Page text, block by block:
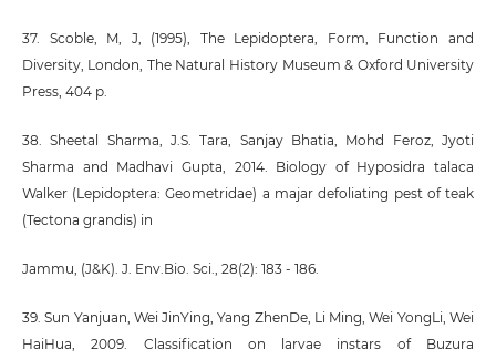
37. Scoble, M, J, (1995), The Lepidoptera, Form, Function and
Diversity, London, The Natural History Museum & Oxford University
Press, 404 p.
38. Sheetal Sharma, J.S. Tara, Sanjay Bhatia, Mohd Feroz, Jyoti
Sharma and Madhavi Gupta, 2014. Biology of Hyposidra talaca
Walker (Lepidoptera: Geometridae) a majar defoliating pest of teak
(Tectona grandis) in
Jammu, (J&K). J. Env.Bio. Sci., 28(2): 183 - 186.
39. Sun Yanjuan, Wei JinYing, Yang ZhenDe, Li Ming, Wei YongLi, Wei
HaiHua, 2009. Classification on larvae instars of Buzura